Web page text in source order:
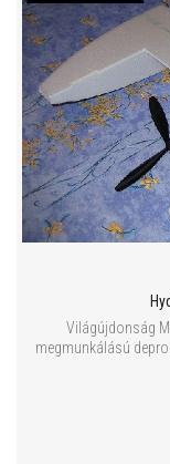
Világújdonság
megmunkálású